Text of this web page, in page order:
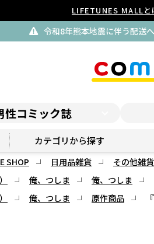
LIFETUNES MALLと
令和8年熊本地震に伴う配送
性コミック誌
カテゴリから探す
SHOP 日用品雑貨 その他雑貨
俺、つしま 俺、つしま
俺、つしま 原作商品
俺、つしま ONLINE